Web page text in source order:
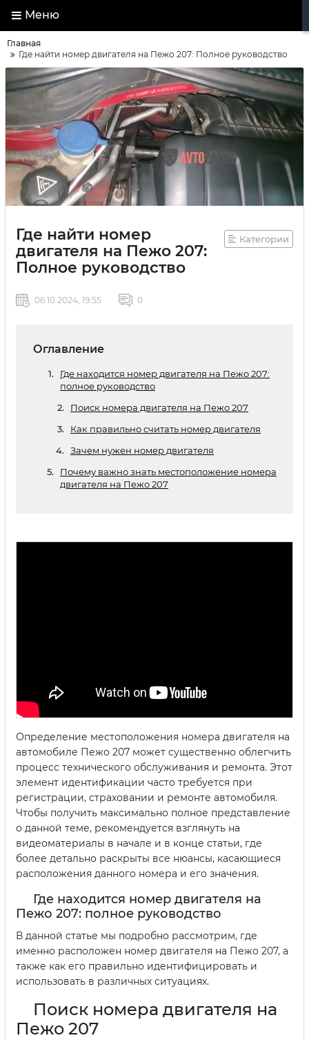
Меню
Главная
Где найти номер двигателя на Пежо 207: Полное руководство
Где найти номер
двигателя на Пежо 207:
Полное руководство
Категории
06 10 2024, 19:55 0
Оглавление
Где находится номер двигателя на Пежо 207:
полное руководство
Поиск номера двигателя на Пежо 207
Как правильно считать номер двигателя
Зачем нужен номер двигателя
Почему важно знать местоположение номера
двигателя на Пежо 207
Определение местоположения номера двигателя на
автомобиле Пежо 207 может существенно облегчить
процесс технического обслуживания и ремонта. Этот
элемент идентификации часто требуется при
регистрации, страховании и ремонте автомобиля.
Чтобы получить максимально полное представление
о данной теме, рекомендуется взглянуть на
видеоматериалы в начале и в конце статьи, где
более детально раскрыты все нюансы, касающиеся
расположения данного номера и его значения.
Где находится номер двигателя на
Пежо 207: полное руководство
В данной статье мы подробно рассмотрим, где
именно расположен номер двигателя на Пежо 207, а
также как его правильно идентифицировать и
использовать в различных ситуациях.
Поиск номера двигателя на
Пежо 207